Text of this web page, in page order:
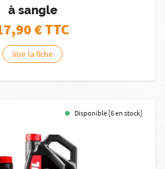
à sangle
€ TTC
Voir la fiche
Disponible [6 en stock]